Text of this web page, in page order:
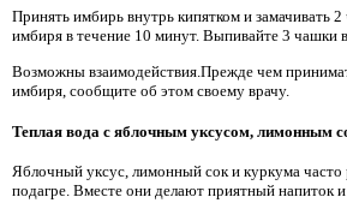
Принять имбирь внутрь кипятком и замачивать
имбиря в течение 10 минут. Выпивайте 3 чашки
Возможны взаимодействия.Прежде чем
имбиря, сообщите об этом своему врачу.
Теплая вода с яблочным уксусом, лимонным
Яблочный уксус, лимонный сок и куркума
подагре. Вместе они делают приятный напиток